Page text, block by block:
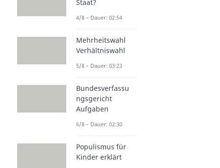
Staat?
4/8 – Dauer: 02:54
Mehrheitswahl
Verhältniswahl
5/8 – Dauer: 03:23
Bundesverfassu
ngsgericht
Aufgaben
6/8 – Dauer: 02:30
Populismus für
Kinder erklärt